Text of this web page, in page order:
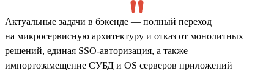
Актуальные задачи в бэкенде — полный переход
на микросервисную архитектуру и отказ от монолитных
решений, единая SSO-авторизация, а также
импортозамещение СУБД и OS серверов приложений